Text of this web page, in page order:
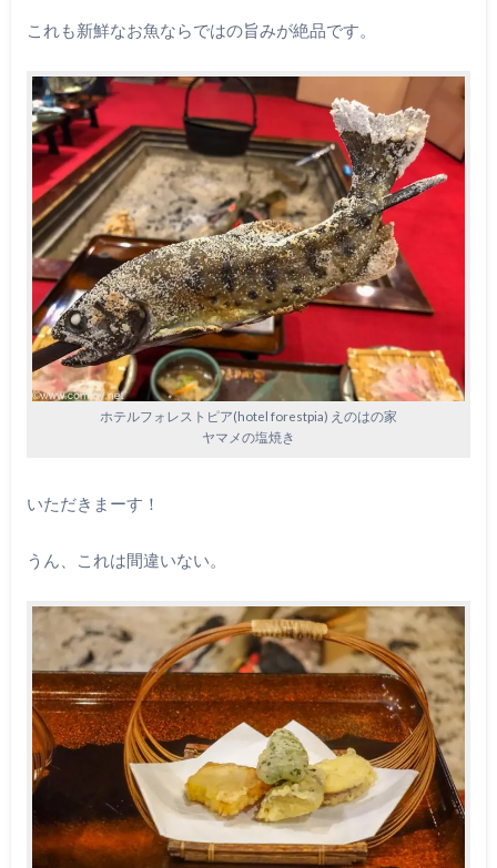
これも新鮮なお魚ならではの旨みが絶品です。
ホテルフォレストピア(hotel forestpia) えのはの家
ヤマメの塩焼き
いただきまーす！
うん、これは間違いない。